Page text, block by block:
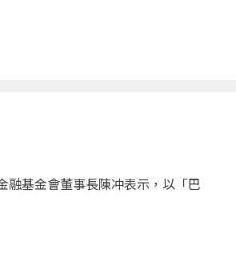
融基金會董事長陳冲表示，以「巴